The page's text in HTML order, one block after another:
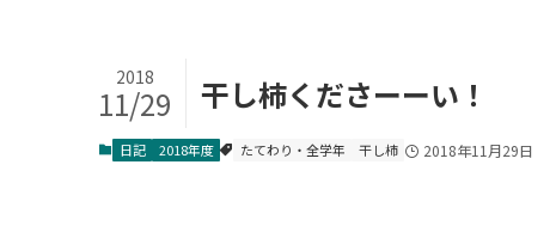
干し柿くださーーい！
2018
11/29
日記 2018年度 たてわり・全学年 干し柿 2018年11月29日